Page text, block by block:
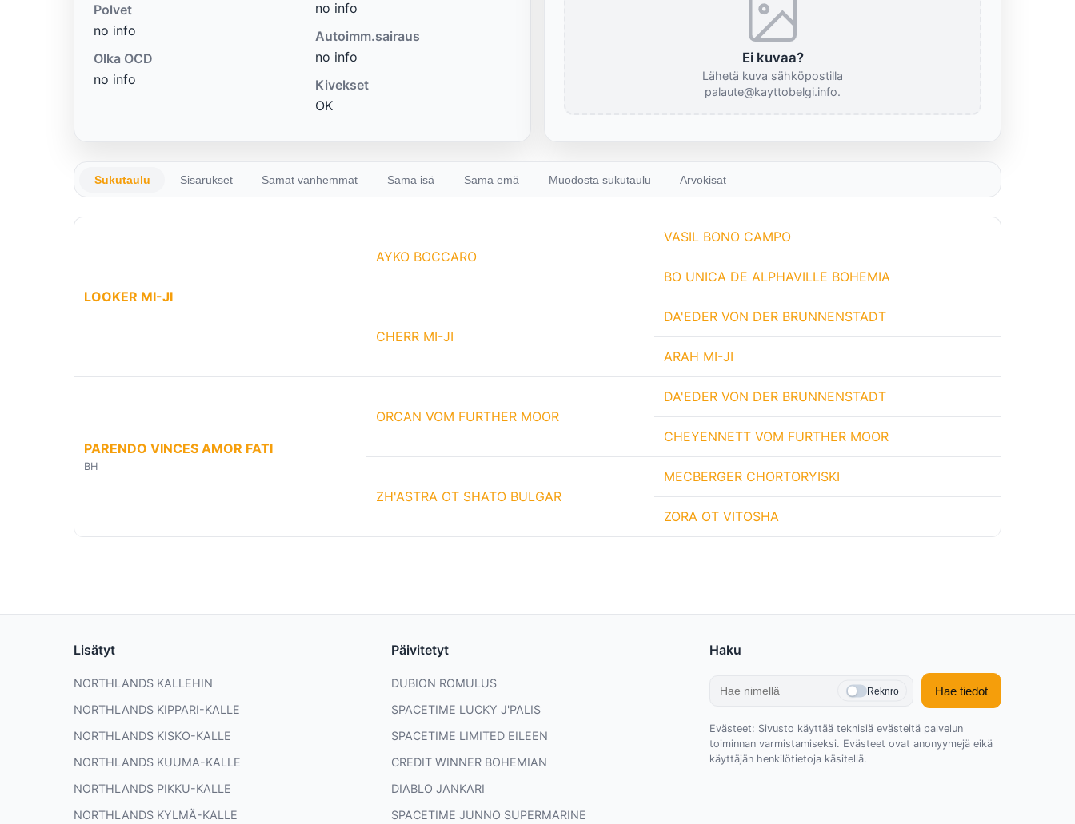
Polvet
no info
Olka OCD
no info
no info
Autoimm.sairaus
no info
Kivekset
OK
Ei kuvaa?
Lähetä kuva sähköpostilla
palaute@kayttobelgi.info.
Sukutaulu Sisarukset Samat vanhemmat Sama isä Sama emä Muodosta sukutaulu Arvokisat
LOOKER MI-JI
AYKO BOCCARO
VASIL BONO CAMPO
BO UNICA DE ALPHAVILLE BOHEMIA
CHERR MI-JI
DA'EDER VON DER BRUNNENSTADT
ARAH MI-JI
PARENDO VINCES AMOR FATI
BH
ORCAN VOM FURTHER MOOR
DA'EDER VON DER BRUNNENSTADT
CHEYENNETT VOM FURTHER MOOR
ZH'ASTRA OT SHATO BULGAR
MECBERGER CHORTORYISKI
ZORA OT VITOSHA
Lisätyt
NORTHLANDS KALLEHIN
NORTHLANDS KIPPARI-KALLE
NORTHLANDS KISKO-KALLE
NORTHLANDS KUUMA-KALLE
NORTHLANDS PIKKU-KALLE
NORTHLANDS KYLMÄ-KALLE
Päivitetyt
DUBION ROMULUS
SPACETIME LUCKY J'PALIS
SPACETIME LIMITED EILEEN
CREDIT WINNER BOHEMIAN
DIABLO JANKARI
SPACETIME JUNNO SUPERMARINE
Haku
Reknro Hae tiedot
Evästeet: Sivusto käyttää teknisiä evästeitä palvelun
toiminnan varmistamiseksi. Evästeet ovat anonyymejä eikä
käyttäjän henkilötietoja käsitellä.